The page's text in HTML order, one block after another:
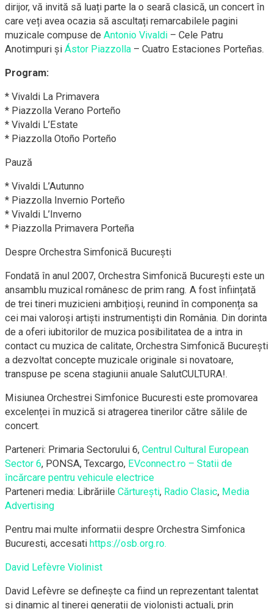
dirijor, vă invită să luați parte la o seară clasică, un concert în
care veți avea ocazia să ascultați remarcabilele pagini
muzicale compuse de Antonio Vivaldi – Cele Patru
Anotimpuri și Ástor Piazzolla – Cuatro Estaciones Porteñas.
Program:
* Vivaldi La Primavera
* Piazzolla Verano Porteño
* Vivaldi L’Estate
* Piazzolla Otoño Porteño
Pauză
* Vivaldi L’Autunno
* Piazzolla Invernio Porteño
* Vivaldi L’Inverno
* Piazzolla Primavera Porteña
Despre Orchestra Simfonică București
Fondată în anul 2007, Orchestra Simfonică București este un
ansamblu muzical românesc de prim rang. A fost înființată
de trei tineri muzicieni ambițioși, reunind în componența sa
cei mai valoroși artiști instrumentiști din România. Din dorinta
de a oferi iubitorilor de muzica posibilitatea de a intra in
contact cu muzica de calitate, Orchestra Simfonică București
a dezvoltat concepte muzicale originale si novatoare,
transpuse pe scena stagiunii anuale SalutCULTURA!.
Misiunea Orchestrei Simfonice Bucuresti este promovarea
excelenței în muzică si atragerea tinerilor către sălile de
concert.
Parteneri: Primaria Sectorului 6, Centrul Cultural European
Sector 6, PONSA, Texcargo, EVconnect.ro – Statii de
încărcare pentru vehicule electrice
Parteneri media: Librăriile Cărturești, Radio Clasic, Media
Advertising
Pentru mai multe informatii despre Orchestra Simfonica
Bucuresti, accesati https://osb.org.ro.
David Lefèvre Violinist
David Lefèvre se definește ca fiind un reprezentant talentat
și dinamic al tinerei generații de violoniști actuali, prin